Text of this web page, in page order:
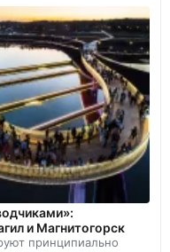
и Магнитогорск
принципиально